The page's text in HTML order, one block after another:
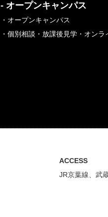
- オープンキャンパス
・オープンキャンパス
・個別相談・放課後見学・オンラ
ACCESS
JR京葉線、武